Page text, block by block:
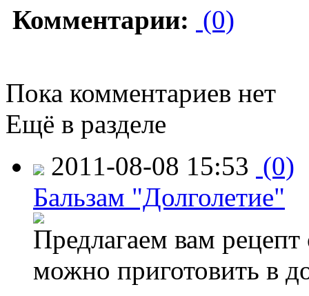
Комментарии: (0)
Пока комментариев нет
Ещё в разделе
2011-08-08 15:53 (0)
Бальзам "Долголетие"
Предлагаем вам
можно приготовить в